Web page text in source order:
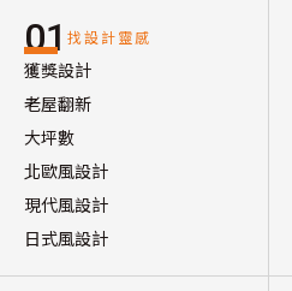
01 找設計靈感
獲獎設計
老屋翻新
大坪數
北歐風設計
現代風設計
日式風設計